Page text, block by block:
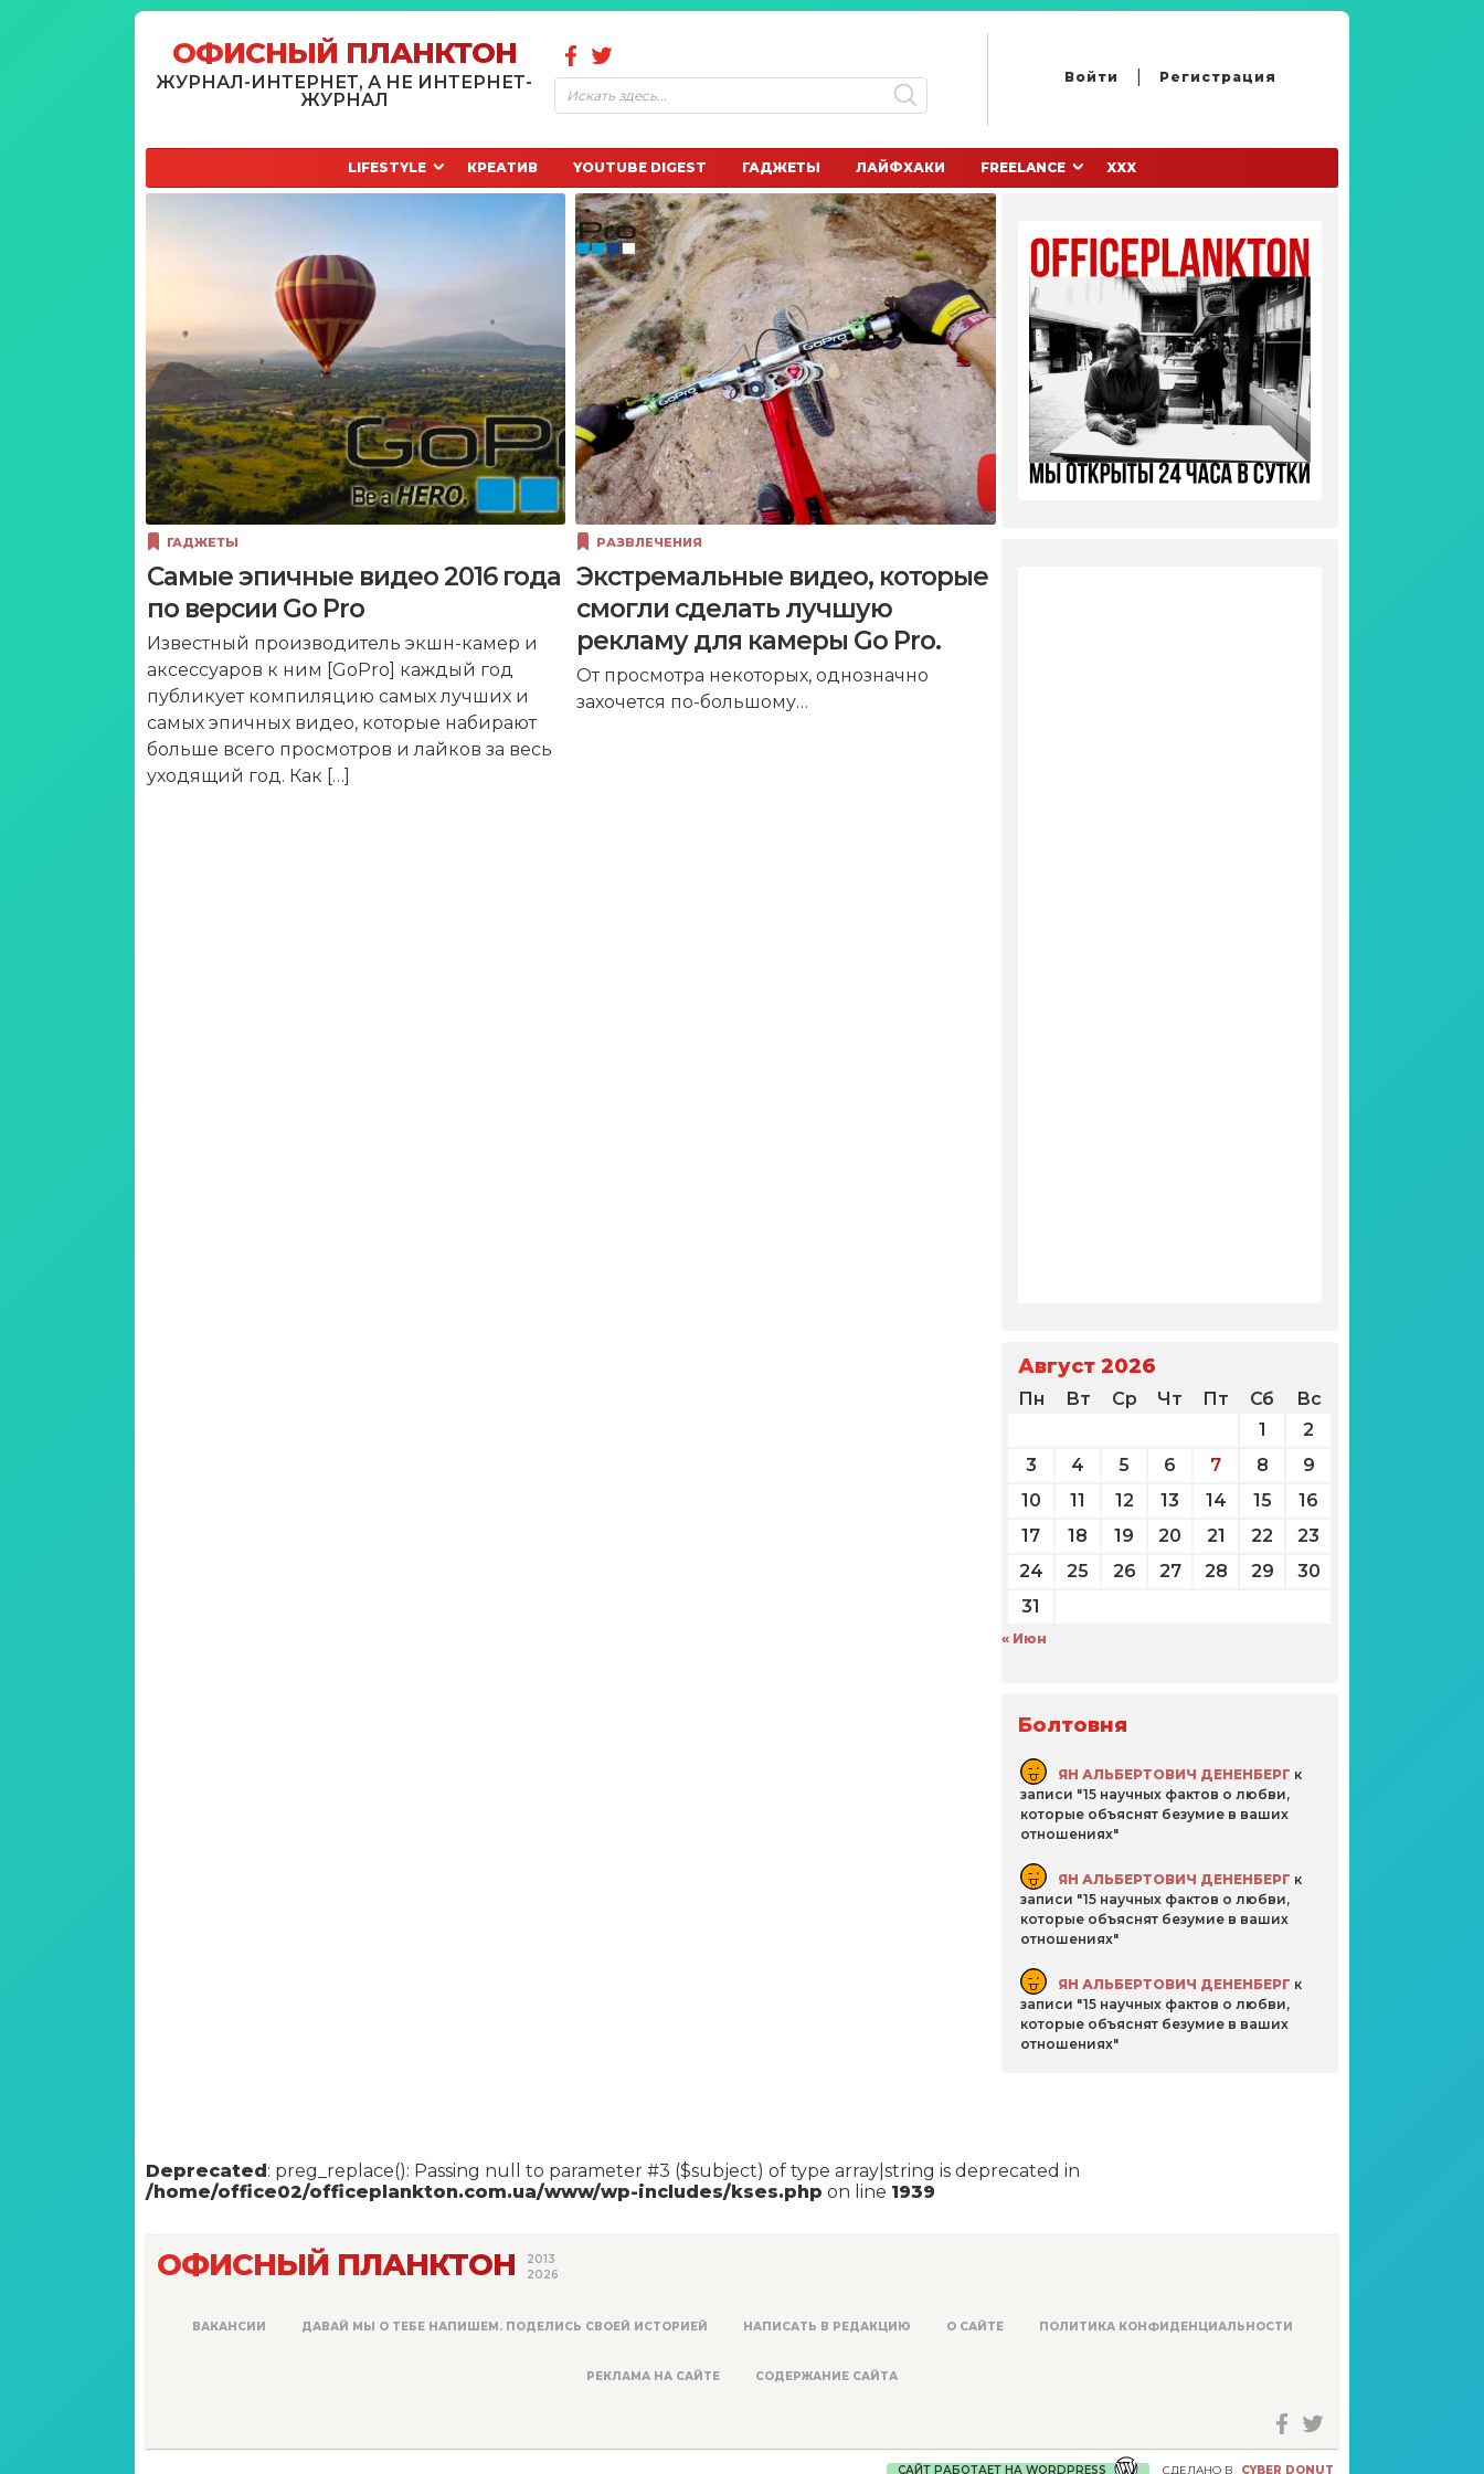
ОФИСНЫЙ ПЛАНКТОН
ЖУРНАЛ-ИНТЕРНЕТ, А НЕ ИНТЕРНЕТ-
ЖУРНАЛ
Войти Регистрация
LIFESTYLE КРЕАТИВ YOUTUBE DIGEST ГАДЖЕТЫ ЛАЙФХАКИ FREELANCE XXX
ГАДЖЕТЫ
Самые эпичные видео 2016 года
по версии Go Pro
Известный производитель экшн-камер и
аксессуаров к ним [GoPro] каждый год
публикует компиляцию самых лучших и
самых эпичных видео, которые набирают
больше всего просмотров и лайков за весь
уходящий год. Как […]
РАЗВЛЕЧЕНИЯ
Экстремальные видео, которые
смогли сделать лучшую
рекламу для камеры Go Pro.
От просмотра некоторых, однозначно
захочется по-большому…
Август 2026
Пн Вт Ср Чт Пт Сб
Вс
1
2
3
4 5 6 7 8
9
10
11 12 13 14 15
16
17
18 19 20 21 22
23
24
25 26 27 28 29
30
31
« Июн
Болтовня
ЯН АЛЬБЕРТОВИЧ ДЕНЕНБЕРГ к
записи
15 научных фактов о любви,
которые объяснят безумие в ваших
отношениях
ЯН АЛЬБЕРТОВИЧ ДЕНЕНБЕРГ к
записи
15 научных фактов о любви,
которые объяснят безумие в ваших
отношениях
ЯН АЛЬБЕРТОВИЧ ДЕНЕНБЕРГ к
записи
15 научных фактов о любви,
которые объяснят безумие в ваших
отношениях
Deprecated: preg_replace(): Passing null to parameter #3 ($subject) of type array|string is deprecated in
/home/office02/officeplankton.com.ua/www/wp-includes/kses.php on line 1939
ОФИСНЫЙ ПЛАНКТОН
2013
2026
ВАКАНСИИ ДАВАЙ МЫ О ТЕБЕ НАПИШЕМ. ПОДЕЛИСЬ СВОЕЙ ИСТОРИЕЙ НАПИСАТЬ В РЕДАКЦИЮ О САЙТЕ ПОЛИТИКА КОНФИДЕНЦИАЛЬНОСТИ
РЕКЛАМА НА САЙТЕ СОДЕРЖАНИЕ САЙТА
САЙТ РАБОТАЕТ НА WORDPRESS СДЕЛАНО В CYBER DONUT